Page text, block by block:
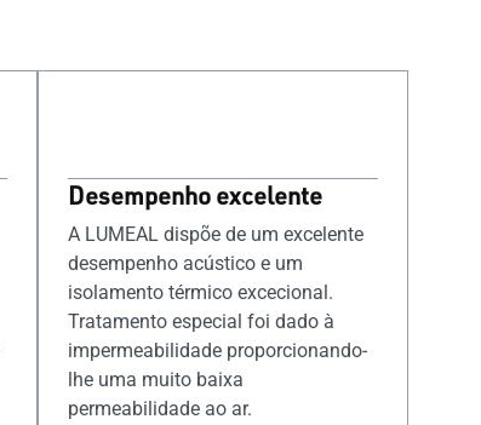
Desempenho excelente
A LUMEAL dispõe de um excelente
desempenho acústico e um
isolamento térmico excecional.
Tratamento especial foi dado à
impermeabilidade proporcionando-
lhe uma muito baixa
permeabilidade ao ar.